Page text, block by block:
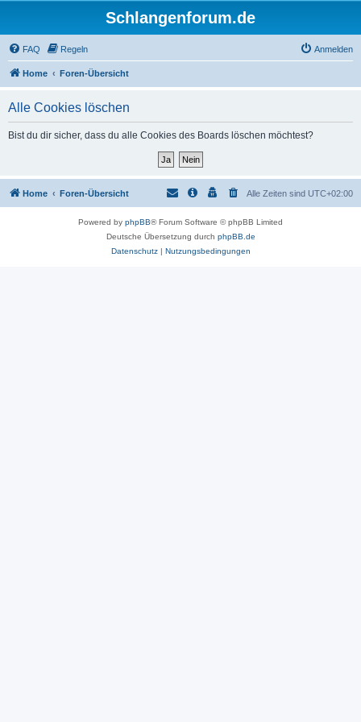
Schlangenforum.de
FAQ Regeln Anmelden
Home Foren-Übersicht
Alle Cookies löschen
Bist du dir sicher, dass du alle Cookies des Boards löschen möchtest?
Home Foren-Übersicht Alle Zeiten sind UTC+02:00
Powered by phpBB® Forum Software © phpBB Limited
Deutsche Übersetzung durch phpBB.de
Datenschutz| Nutzungsbedingungen